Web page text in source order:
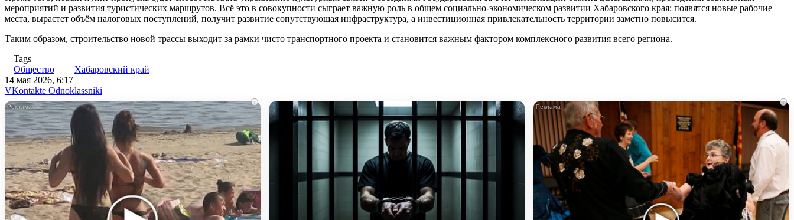
мероприятий и развития туристических маршрутов. Всё это в совокупности сыграет важную роль в общем социально‑экономическом развитии Хабаровского края: появятся новые рабочие
места, вырастет объём налоговых поступлений, получит развитие сопутствующая инфраструктура, а инвестиционная привлекательность территории заметно повысится.
Таким образом, строительство новой трассы выходит за рамки чисто транспортного проекта и становится важным фактором комплексного развития всего региона.
Tags
Общество
Хабаровский край
14 мая 2026, 6:17
VKontakte Odnoklassniki
via
Email
i i